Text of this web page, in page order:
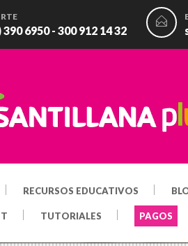
390 6950 - 300 912 14 32
RECURSOS EDUCATIVOS
TUTORIALES PAGOS